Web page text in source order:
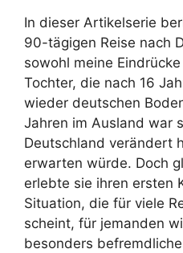
In dieser Artikelserie
90-tägigen Reise nach
sowohl meine
Tochter, die nach 16
wieder deutschen
Jahren im Ausland war
Deutschland verändert
erwarten würde. Doch
erlebte sie ihren ersten
Situation, die für viele
scheint, für jemanden
besonders